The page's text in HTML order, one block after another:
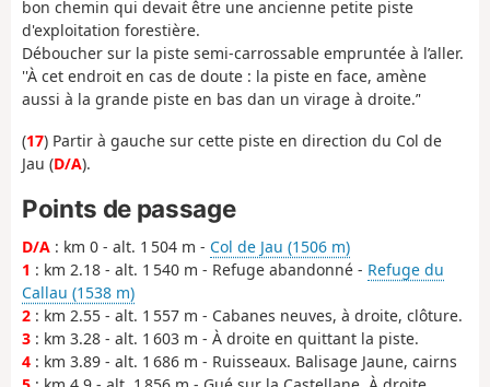
bon chemin qui devait être une ancienne petite piste
d'exploitation forestière.
Déboucher sur la piste semi-carrossable empruntée à l’aller.
''À cet endroit en cas de doute : la piste en face, amène
aussi à la grande piste en bas dan un virage à droite.’'
(17) Partir à gauche sur cette piste en direction du Col de
Jau (D/A).
Points de passage
D/A : km 0 - alt. 1 504 m - Col de Jau (1506 m)
1 : km 2.18 - alt. 1 540 m - Refuge abandonné - Refuge du
Callau (1538 m)
2 : km 2.55 - alt. 1 557 m - Cabanes neuves, à droite, clôture.
3 : km 3.28 - alt. 1 603 m - À droite en quittant la piste.
4 : km 3.89 - alt. 1 686 m - Ruisseaux. Balisage Jaune, cairns